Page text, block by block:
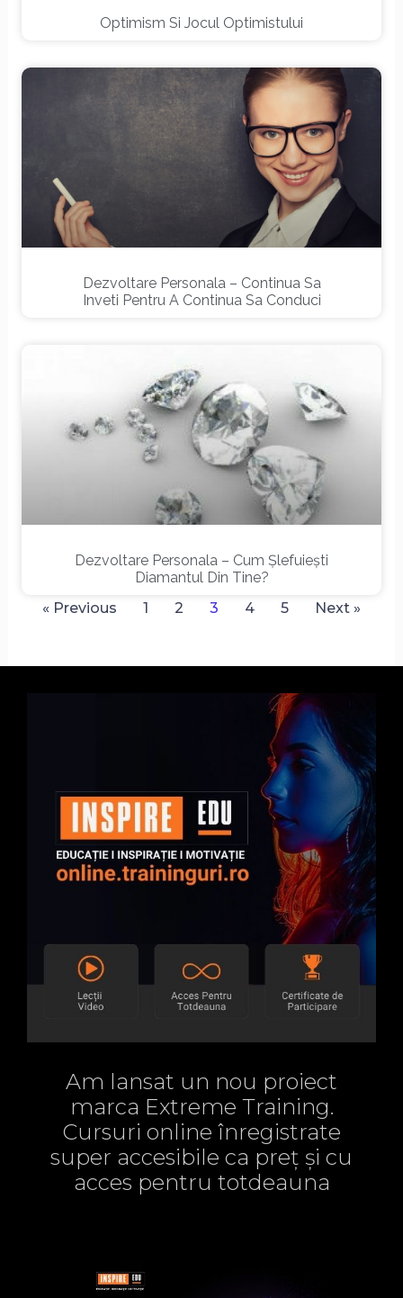
Optimism Si Jocul Optimistului
Dezvoltare Personala – Continua Sa
Inveti Pentru A Continua Sa Conduci
Dezvoltare Personala – Cum Șlefuiești
Diamantul Din Tine?
« Previous
1 2 3 4 5 Next »
Am lansat un nou proiect
marca Extreme Training.
Cursuri online înregistrate
super accesibile ca preț și cu
acces pentru totdeauna